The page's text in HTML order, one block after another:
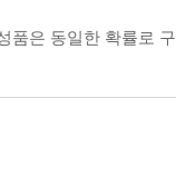
품은 동일한 확률로